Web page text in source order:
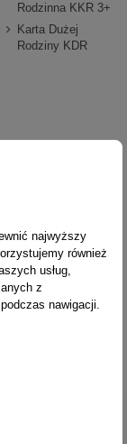
Rodzinna KKR 3+
Karta Dużej
Rodziny KDR
dotyczących
lub przez
najwyższy
również
usług,
z
nawigacji.